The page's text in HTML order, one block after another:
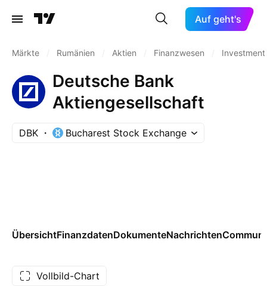
Auf geht's
Märkte Rumänien Aktien Finanzwesen
Deutsche Bank
Aktiengesellschaft
DBK Bucharest Stock Exchange
ÜbersichtFinanzdatenDokumenteNachrichten
Vollbild-Chart